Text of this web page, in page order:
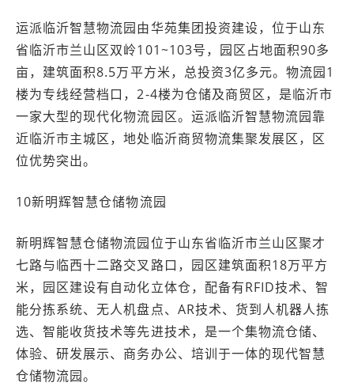
运派临沂智慧物流园由华苑集团投资建设，位于山东
省临沂市兰山区双岭101~103号，园区占地面积90多
亩，建筑面积8.5万平方米，总投资3亿多元。物流园1
楼为专线经营档口，2-4楼为仓储及商贸区，是临沂市
一家大型的现代化物流园区。运派临沂智慧物流园靠
近临沂市主城区，地处临沂商贸物流集聚发展区，区
位优势突出。
10新明辉智慧仓储物流园
新明辉智慧仓储物流园位于山东省临沂市兰山区聚才
七路与临西十二路交叉路口，园区建筑面积18万平方
米，园区建设有自动化立体仓，配备有RFID技术、智
能分拣系统、无人机盘点、AR技术、货到人机器人拣
选、智能收货技术等先进技术，是一个集物流仓储、
体验、研发展示、商务办公、培训于一体的现代智慧
仓储物流园。